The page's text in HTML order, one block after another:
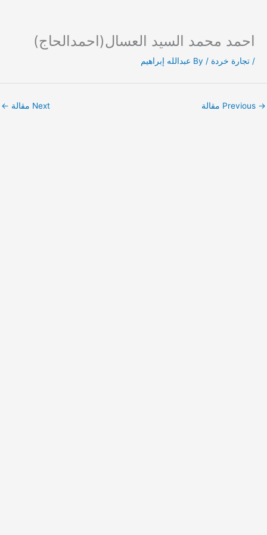
content
احمد محمد السيد العسال(احمدالحاج)
/ تجارة خردة / By عبدالله إبراهيم
→ Next مقالة ←